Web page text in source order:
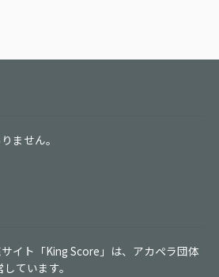
ません。
イト「King Score」は、アカペラ団体
ています。